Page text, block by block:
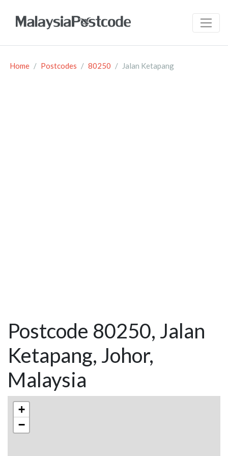
Home Postcodes 80250 Jalan Ketapang
Postcode 80250, Jalan
Ketapang, Johor,
Malaysia
+
−